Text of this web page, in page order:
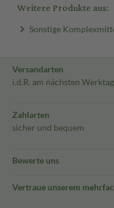
Weitere Produkte aus:
Sonstige
Versandarten
i.d.R. am nächsten Werktag
Zahlarten
sicher und bequem
Bewerte uns
Vertraue unserem